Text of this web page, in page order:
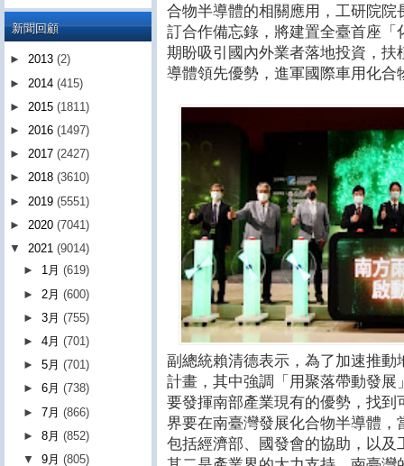
合物半導體的相關應用，工研院
訂合作備忘錄，將建置全臺首座
期盼吸引國內外業者落地投資，
導體領先優勢，進軍國際車用化合
副總統賴清德表示，為了加速推
計畫，其中強調「用聚落帶動發
要發揮南部產業現有的優勢，找
界要在南臺灣發展化合物半導體
包括經濟部、國發會的協助，以
新聞回顧
► 2013 (2)
► 2014 (415)
► 2015 (1811)
► 2016 (1497)
► 2017 (2427)
► 2018 (3610)
► 2019 (5551)
► 2020 (7041)
▼ 2021 (9014)
► 1月(619)
► 2月(600)
►3月(755)
►4月(701)
►5月(701)
►6月(738)
►7月(866)
►8月(852)
▼9月(805)